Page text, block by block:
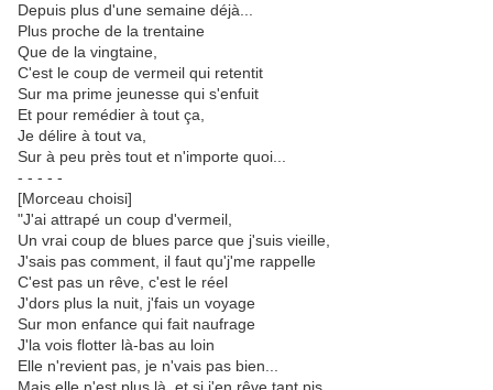
Depuis plus d'une semaine déjà...
Plus proche de la trentaine
Que de la vingtaine,
C'est le coup de vermeil qui retentit
Sur ma prime jeunesse qui s'enfuit
Et pour remédier à tout ça,
Je délire à tout va,
Sur à peu près tout et n'importe quoi...
- - - - -
[Morceau choisi]
"J'ai attrapé un coup d'vermeil,
Un vrai coup de blues parce que j'suis vieille,
J'sais pas comment, il faut qu'j'me rappelle
C'est pas un rêve, c'est le réel
J'dors plus la nuit, j'fais un voyage
Sur mon enfance qui fait naufrage
J'la vois flotter là-bas au loin
Elle n'revient pas, je n'vais pas bien...